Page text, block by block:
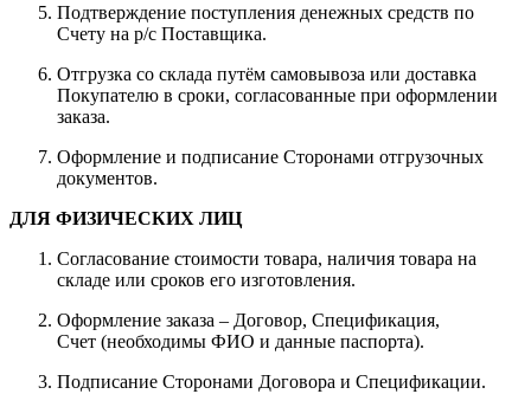
Подтверждение поступления денежных средств по
Счету на р/с Поставщика.
Отгрузка со склада путём самовывоза или доставка
Покупателю в сроки, согласованные при оформлении
заказа.
Оформление и подписание Сторонами отгрузочных
документов.
ДЛЯ ФИЗИЧЕСКИХ ЛИЦ
Согласование стоимости товара, наличия товара на
складе или сроков его изготовления.
Оформление заказа – Договор, Спецификация,
Счет (необходимы ФИО и данные паспорта).
Подписание Сторонами Договора и Спецификации.